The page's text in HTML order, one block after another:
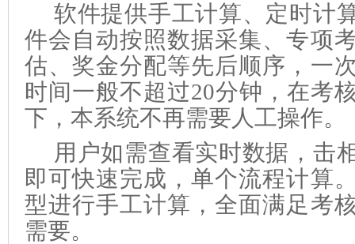
软件提供手工计算、定时计
件会自动按照数据采集、专项
估、奖金分配等先后顺序，一
时间一般不超过20分钟，在考
下，本系统不再需要人工操作。
用户如需查看实时数据，击
即可快速完成，单个流程计算
型进行手工计算，全面满足考
需要。